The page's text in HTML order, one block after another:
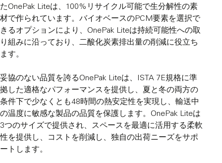
たOnePak Liteは、100%リサイクル可能で生分解性の素
材で作られています。バイオベースのPCM要素を選択で
きるオプションにより、OnePak Liteは持続可能性への取
り組みに沿っており、二酸化炭素排出量の削減に役立ち
ます。
妥協のない品質を誇るOnePak Liteは、ISTA 7E規格に準
拠した適格なパフォーマンスを提供し、夏と冬の両方の
条件下で少なくとも48時間の熱安定性を実現し、輸送中
の温度に敏感な製品の品質を保護します。OnePak Liteは
3つのサイズで提供され、スペースを最適に活用する柔軟
性を提供し、コストを削減し、独自の出荷ニーズをサポ
ートします。